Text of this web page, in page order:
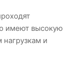
имеют высокую
и